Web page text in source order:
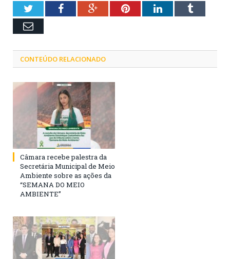
TwitterFacebookGoogle+PinterestLinkedInTumblr
Email
CONTEÚDO RELACIONADO
Câmara recebe palestra da
Secretária Municipal de Meio
Ambiente sobre as ações da
“SEMANA DO MEIO
AMBIENTE”